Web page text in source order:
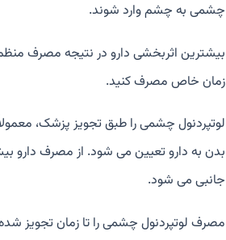
چشمی به چشم وارد شوند.
بیشترین اثربخشی دارو در نتیجه مصرف
زمان خاص مصرف کنید.
بدن به دارو تعیین می شود. از مصرف دارو
جانبی می شود.
مصرف لوتپردنول چشمی را تا زمان تجویز